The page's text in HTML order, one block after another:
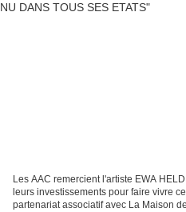
Les AAC remercient l'artiste EWA
leurs investissements pour faire vivre
partenariat associatif avec La Maison